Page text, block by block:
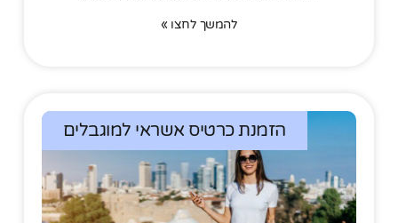
להמשך לחצו »
הזמנת כרטיס אשראי למוגבלים